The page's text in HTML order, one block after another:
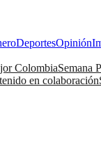
DeportesOpinión
ColombiaSemana
en colaboración